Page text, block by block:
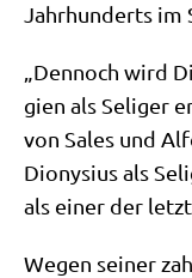
Jahr­hun­derts im
„Den­noch wird
gien als Seli­ger
von Sales und
Dio­ny­si­us als
als einer der
Wegen sei­ner